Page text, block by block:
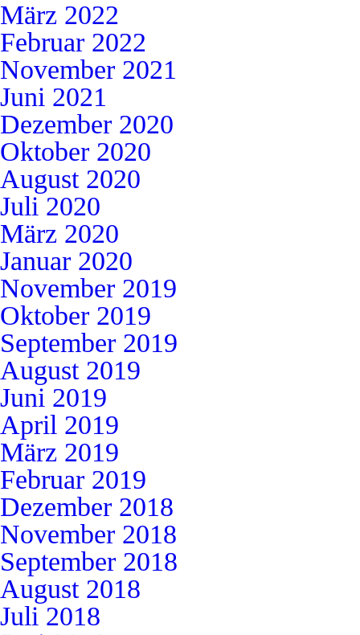
März 2022
Februar 2022
November 2021
Juni 2021
Dezember 2020
Oktober 2020
August 2020
Juli 2020
März 2020
Januar 2020
November 2019
Oktober 2019
September 2019
August 2019
Juni 2019
April 2019
März 2019
Februar 2019
Dezember 2018
November 2018
September 2018
August 2018
Juli 2018